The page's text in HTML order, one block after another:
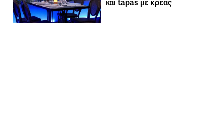
και tapas με κρέας